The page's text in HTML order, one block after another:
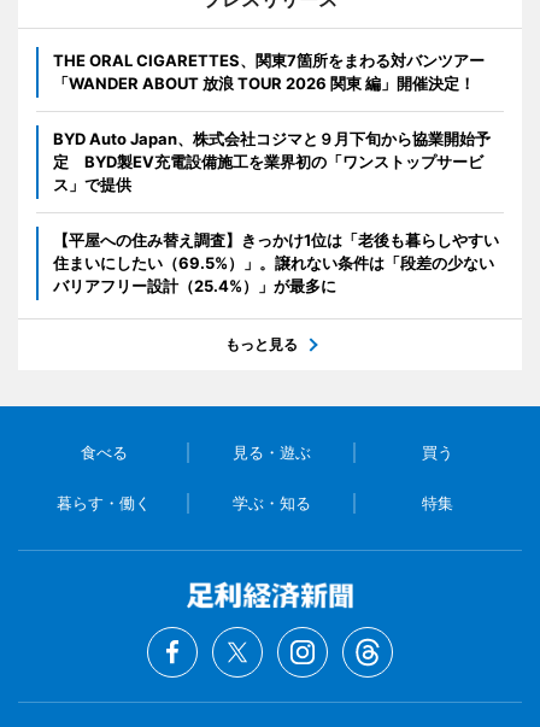
THE ORAL CIGARETTES、関東7箇所をまわる対バンツアー
「WANDER ABOUT 放浪 TOUR 2026 関東 編」開催決定！
BYD Auto Japan、株式会社コジマと９月下旬から協業開始予
定 BYD製EV充電設備施工を業界初の「ワンストップサービ
ス」で提供
【平屋への住み替え調査】きっかけ1位は「老後も暮らしやすい
住まいにしたい（69.5%）」。譲れない条件は「段差の少ない
バリアフリー設計（25.4%）」が最多に
もっと見る
食べる 見る・遊ぶ 買う
暮らす・働く 学ぶ・知る 特集